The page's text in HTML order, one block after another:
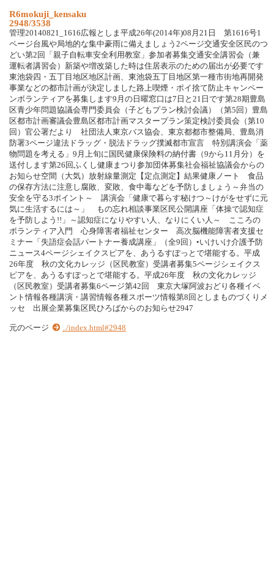
R6mokuji_kensaku
2948/3538
管理20140821_1616広報としま平成26年(2014年)08月21日 第1616号1
ページ台風や局地的な集中豪雨に備えましょう2ページ交通安全区民のつ
どい第2回「親子自転車安全利用教室」参加者募集交通安全講習会（兼
運転者講習会）新築や増改築した時は住居表示のための届出が必要です
東池袋四・五丁目地区地区計画、東池袋五丁目地区第一種市街地再開発
事業などの都市計画が決定しました路上喫煙・ポイ捨て防止キャンペー
ンボランティアを募集します9月の日曜窓口は7日と21日です第28期豊島
区青少年問題協議会専門委員会（子どもプラン検討会議）（第5回）豊島
区都市計画審議会豊島区都市計画マスタープラン策定検討委員会（第10
回）官公署だより 社団法人東京バス協会、東京都都市整備局、豊島消
防署3ページ違法ドラッグ・脱法ドラッグ撲滅都市宣言 特別講演会「薬
物問題を考える」9月上旬に国民健康保険料の納付書（9から11月分）を
送付します第26回ふくし健康まつり参加団体募集社会福祉協議会からの
お知らせ空間（大気）放射線量測定【定点測定】結果健康ノート 食品
の保存方法に注意し腐敗、変敗、食中毒などを予防しましょう～弁当の
安全を守る3ポイント～ 講演会「健康で暮らす秘けつ～けがをせずに元
気に生活するには～」 もの忘れ相談事業区民公開講座「体操で認知症
を予防しよう!!」～認知症になりやすい人、なりにくい人～ こころの
ボランティア入門 心身障害者福祉センター 高次脳機能障害者支援セ
ミナー「失語症会話パートナー養成講座」（全9回）•いけいけ介護予防
ニュース4ページシェイクスピアを、あうるすぽっとで堪能する。平成
26年度 秋の文化カレッジ（区民教室）受講者募集5ページシェイクス
ピアを、あうるすぽっとで堪能する。平成26年度 秋の文化カレッジ
（区民教室）受講者募集6ページ第42回 東京大塚阿波おどり各種イベ
ント情報各種講演・講習情報各種スポーツ情報第8回としまものづくりメ
ッセ 出展企業募集区民ひろばからのお知らせ2947
元のページ ../index.html#2948